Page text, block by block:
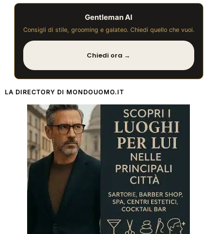
Gentleman AI
Consigli di stile, grooming e galateo. Chiedi quello che vuoi.
Chiedi ora →
LA DIRECTORY DI MONDOUOMO.IT